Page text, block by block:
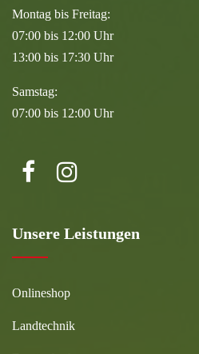
Montag bis Freitag:
07:00 bis 12:00 Uhr
13:00 bis 17:30 Uhr
Samstag:
07:00 bis 12:00 Uhr
Unsere Leistungen
Onlineshop
Landtechnik